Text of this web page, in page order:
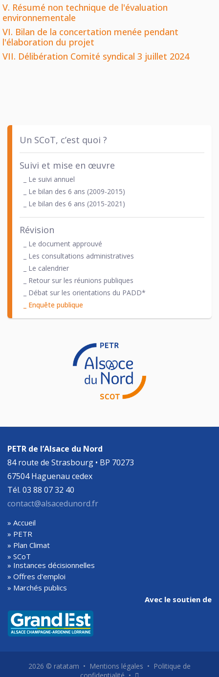
V. Résumé non technique de l'évaluation
environnementale
VI. Bilan de la concertation menée pendant
l'élaboration du projet
VII. Délibération Comité syndical 3 juillet 2024
Un SCoT, c’est quoi ?
Suivi et mise en œuvre
_ Le suivi annuel
_ Le bilan des 6 ans (2009-2015)
_ Le bilan des 6 ans (2015-2021)
Révision
_ Le document approuvé
_ Les consultations administratives
_ Le calendrier
_ Retour sur les réunions publiques
_ Débat sur les orientations du PADD*
_ Enquête publique
PETR de l’Alsace du Nord
84 route de Strasbourg • BP 70273
67504 Haguenau cedex
Tél. 03 88 07 32 40
contact@alsacedunord.fr
» Accueil
» PETR
» Plan Climat
» SCoT
» Instances décisionnelles
» Offres d'emploi
» Marchés publics
Avec le soutien de
2026 © ratatam • Mentions légales • Politique de